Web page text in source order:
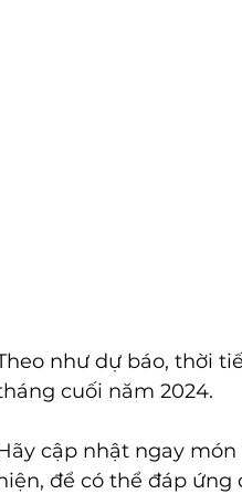
như dự báo, thời
cuối năm 2024.
cập nhật ngay
để có thể đáp